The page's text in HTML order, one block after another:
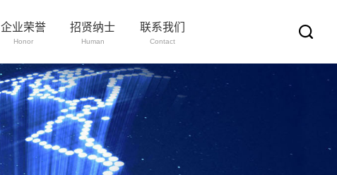
企业荣誉
Honor
招贤纳士
Human
联系我们
Contact